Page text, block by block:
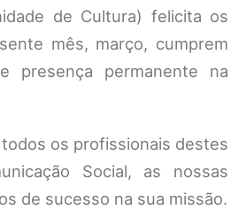
de Cultura) felicita os
mês, março, cumprem
presença permanente na
os profissionais destes
Social, as nossas
de sucesso na sua missão.